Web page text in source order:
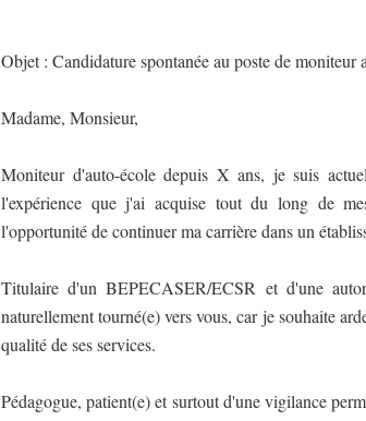
Objet : Candidature spontanée au poste de moniteur
Madame, Monsieur,
Moniteur d'auto-école depuis X ans, je suis
l'expérience que j'ai acquise tout du long de
l'opportunité de continuer ma carrière dans un
Titulaire d'un BEPECASER/ECSR et d'une
naturellement tourné(e) vers vous, car je souhaite
qualité de ses services.
Pédagogue, patient(e) et surtout d'une vigilance